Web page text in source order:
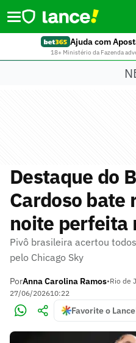
Ajuda com
18+ Ministério da Fazenda
Destaque do
Cardoso bate
noite perfeita
Pivô brasileira acertou
pelo Chicago Sky
PorAnna Carolina Ramos•Rio de
27/06/202610:22
Favorite o